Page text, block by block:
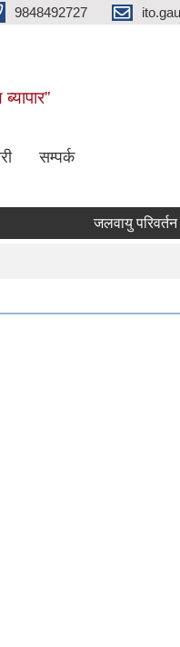
9848492727
सम्पर्क
जलवायु